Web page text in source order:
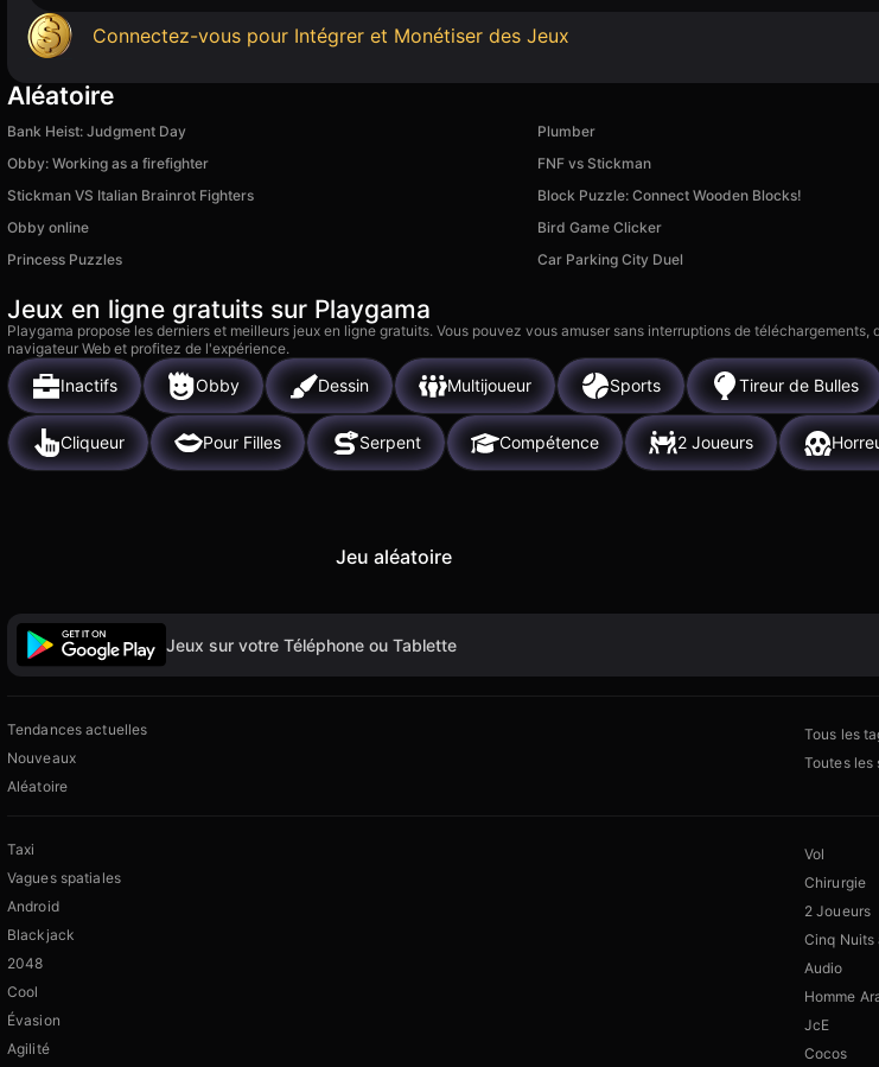
Connectez-vous pour Intégrer et Monétiser des Jeux
Aléatoire
Bank Heist: Judgment Day Plumber
Obby: Working as a firefighter
FNF vs Stiсkman
Stickman VS Italian Brainrot Fighters
Block Puzzle: Connect Wooden Blocks!
Obby online
Bird Game Clicker
Princess Puzzles
Car Parking City Duel
Jeux en ligne gratuits sur Playgama
Playgama propose les derniers et meilleurs jeux en ligne gratuits. Vous pouvez vous amuser sans interruptions de
navigateur Web et profitez de l'expérience.
Inactifs Obby Dessin Multijoueur Sports Tireur de Bulles
Cliqueur Pour Filles Serpent Compétence 2 Joueurs
Jeu aléatoire
Jeux sur votre Téléphone ou Tablette
Tendances actuelles
Nouveaux
Aléatoire
Tous les
Toutes les
Taxi
Vagues spatiales
Android
Blackjack
2048
Cool
Évasion
Agilité
Vol
Chirurgie
2 Joueurs
Cinq Nuits
Audio
Homme
JcE
Cocos